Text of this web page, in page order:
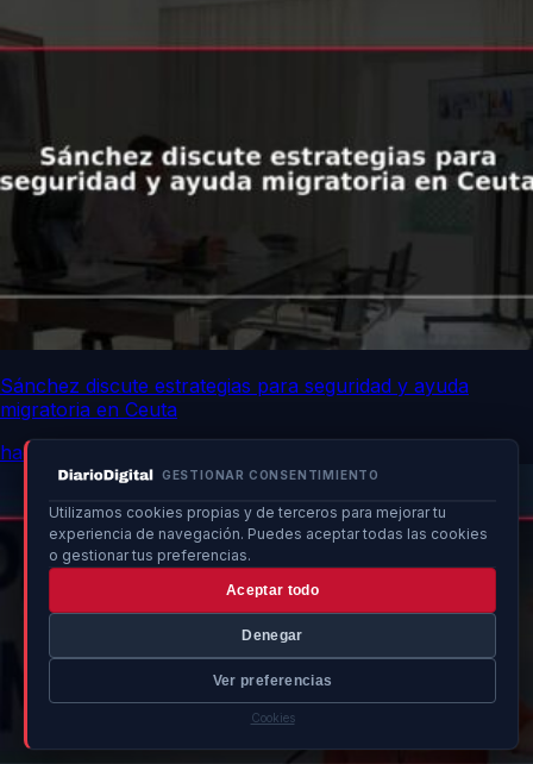
GESTIONAR CONSENTIMIENTO
Utilizamos cookies propias y de terceros para mejorar tu
experiencia de navegación. Puedes aceptar todas las cookies
o gestionar tus preferencias.
Aceptar todo
Denegar
Ver preferencias
Cookies
Sánchez discute estrategias para seguridad y ayuda
migratoria en Ceuta
hace 12h